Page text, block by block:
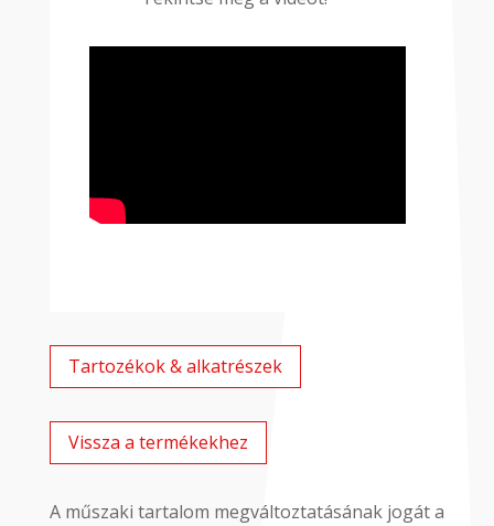
Tartozékok & alkatrészek
Vissza a termékekhez
A műszaki tartalom megváltoztatásának jogát a